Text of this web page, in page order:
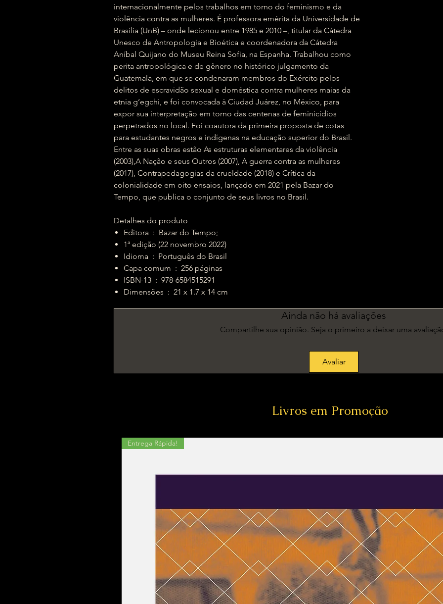
internacionalmente pelos trabalhos em torno do feminismo e da
violência contra as mulheres. É professora emérita da Universidade de
Brasília (UnB) – onde lecionou entre 1985 e 2010 –, titular da Cátedra
Unesco de Antropologia e Bioética e coordenadora da Cátedra
Aníbal Quijano do Museu Reina Sofia, na Espanha. Trabalhou como
perita antropológica e de gênero no histórico julgamento da
Guatemala, em que se condenaram membros do Exército pelos
delitos de escravidão sexual e doméstica contra mulheres maias da
etnia g’egchi, e foi convocada à Ciudad Juárez, no México, para
expor sua interpretação em torno das centenas de feminicídios
perpetrados no local. Foi coautora da primeira proposta de cotas
para estudantes negros e indígenas na educação superior do Brasil.
Entre as suas obras estão As estruturas elementares da violência
(2003),A Nação e seus Outros (2007), A guerra contra as mulheres
(2017), Contrapedagogias da crueldade (2018) e Crítica da
colonialidade em oito ensaios, lançado em 2021 pela Bazar do
Tempo, que publica o conjunto de seus livros no Brasil.
Detalhes do produto
Editora ‏ : ‎ Bazar do Tempo;
1ª edição (22 novembro 2022)
Idioma ‏ : ‎ Português do Brasil
Capa comum ‏ : ‎ 256 páginas
ISBN-13 ‏ : ‎ 978-6584515291
Dimensões ‏ : ‎ 21 x 1.7 x 14 cm
Ainda não há avaliações
Compartilhe sua opinião. Seja o primeiro a deixar uma
Avaliar
Livros em Promoção
Entrega Rápida!